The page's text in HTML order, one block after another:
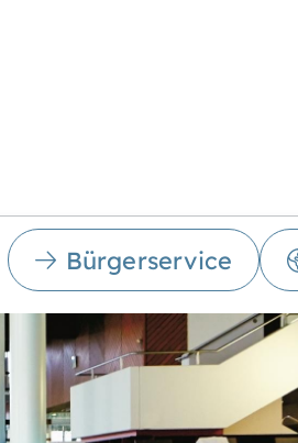
Bürgerservice